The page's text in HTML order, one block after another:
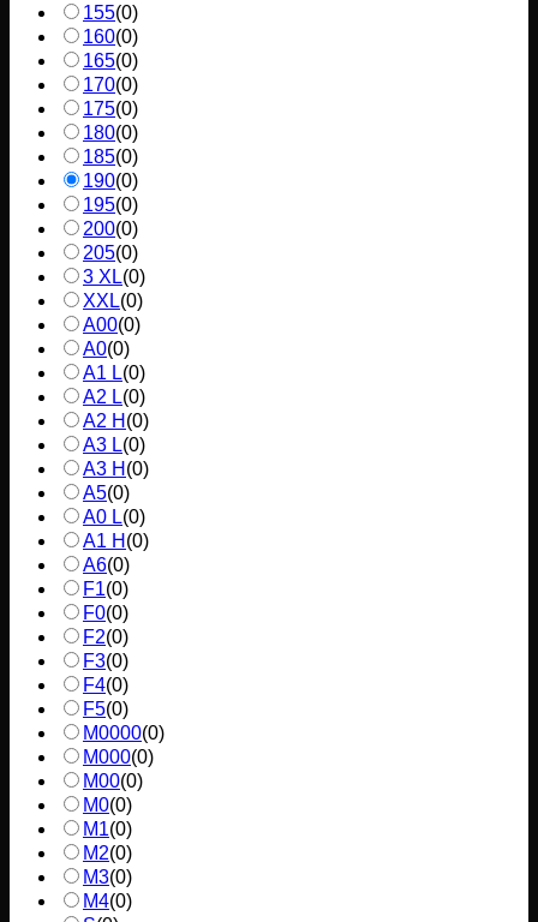
155(0)
160(0)
165(0)
170(0)
175(0)
180(0)
185(0)
190(0)
195(0)
200(0)
205(0)
3 XL(0)
XXL(0)
A00(0)
A0(0)
A1 L(0)
A2 L(0)
A2 H (0)
A3 L(0)
A3 H (0)
A5(0)
A0 L(0)
A1 H (0)
A6(0)
F1(0)
F0(0)
F2(0)
F3(0)
F4(0)
F5(0)
M0000(0)
M000(0)
M00(0)
M0(0)
M1(0)
M2(0)
M3(0)
M4(0)